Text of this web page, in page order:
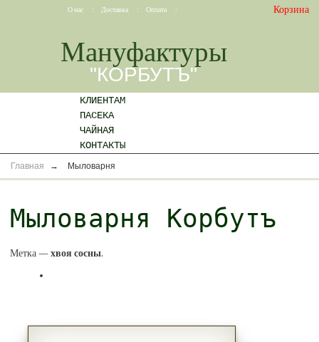
О нас : Доставка : Оплата : Корзина
Мануфактуры
"КОРБУТЪ"
КЛИЕНТАМ
ПАСЕКА
ЧАЙНАЯ
КОНТАКТЫ
Главная → Мыловарня
Мыловарня Корбутъ
Метка —хвоя сосны.